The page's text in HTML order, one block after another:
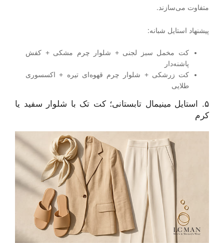
متفاوت می‌سازند.
پیشنهاد استایل شبانه:
کت مخمل سبز لجنی + شلوار چرم مشکی + کفش
پاشنه‌دار
کت زرشکی + شلوار چرم قهوه‌ای تیره + اکسسوری
طلایی
۵. استایل مینیمال تابستانی؛ کت تک با شلوار سفید یا
کرم